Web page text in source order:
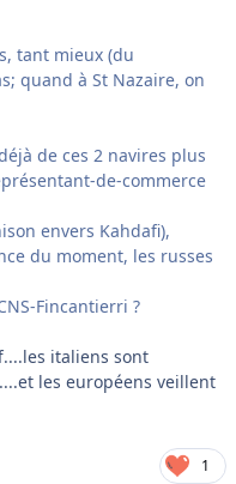
tant mieux (du
quand à St Nazaire, on
de ces 2 navires plus
de-commerce
envers Kahdafi),
du moment, les russes
Fincantierri ?
italiens sont
les européens veillent
1